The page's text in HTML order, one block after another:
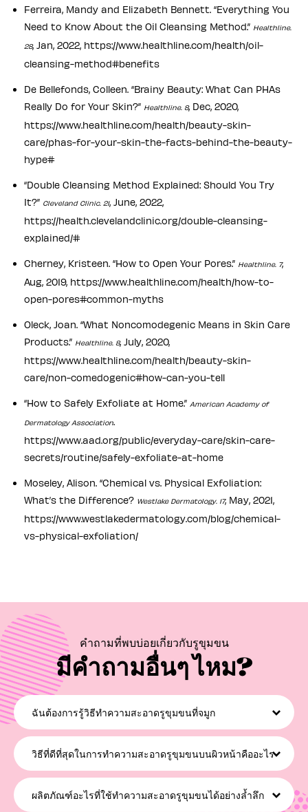
Ferreira, Mandy and Elizabeth Bennett. “Everything You
Need to Know About the Oil Cleansing Method.” Healthline.
28, Jan, 2022, https://www.healthline.com/health/oil-
cleansing-method#benefits
De Bellefonds, Colleen. “Brainy Beauty: What Can PHAs
Really Do for Your Skin?” Healthline. 8, Dec, 2020,
https://www.healthline.com/health/beauty-skin-
care/phas-for-your-skin-the-facts-behind-the-beauty-
hype#
“Double Cleansing Method Explained: Should You Try
It?” Cleveland Clinic. 21, June, 2022,
https://health.clevelandclinic.org/double-cleansing-
explained/#
Cherney, Kristeen. “How to Open Your Pores.” Healthline. 7,
Aug, 2019, https://www.healthline.com/health/how-to-
open-pores#common-myths
Oleck, Joan. “What Noncomodegenic Means in Skin Care
Products.” Healthline. 8, July, 2020,
https://www.healthline.com/health/beauty-skin-
care/non-comedogenic#how-can-you-tell
“How to Safely Exfoliate at Home.” American Academy of
Dermatology Association.
https://www.aad.org/public/everyday-care/skin-care-
secrets/routine/safely-exfoliate-at-home
Moseley, Alison. “Chemical vs. Physical Exfoliation:
What’s the Difference? Westlake Dermatology. 17, May, 2021,
https://www.westlakedermatology.com/blog/chemical-
vs-physical-exfoliation/
คำถามที่พบบ่อยเกี่ยวกับรูขุมขน
มีคำถามอื่นๆ ไหม?
ฉันต้องการรู้วิธีทำความสะอาดรูขุมขนที่จมูก
คุณสามารถช่วยให้รูขุมขนที่จมูกของคุณสะอาดเอี่ยมอยู่เสมอได้ด้วยการทำ
ตามขั้นตอนการดูแลรูขุมขนโดยเฉพาะ!
วิธีที่ดีที่สุดในการทำความสะอาดรูขุมขนบนผิวหน้าคืออะไร
วิธีที่ดีที่สุดในการทำความสะอาดรูขุมขนบนผิวหน้าวิธีหนึ่ง คือการเริ่มต้นทำ
ตามขั้นตอนการดูแลอย่างสม่ำเสมอเพื่อจัดการกับปัญหารูขุมขน เราขอ
แนะนำให้คุณทำความสะอาดผิวหน้าสองรอบด้วยผลิตภัณฑ์ที่อ่อนโยนและจะ
ผลิตภัณฑ์อะไรที่ใช้ทำความสะอาดรูขุมขนได้อย่างล้ำลึก